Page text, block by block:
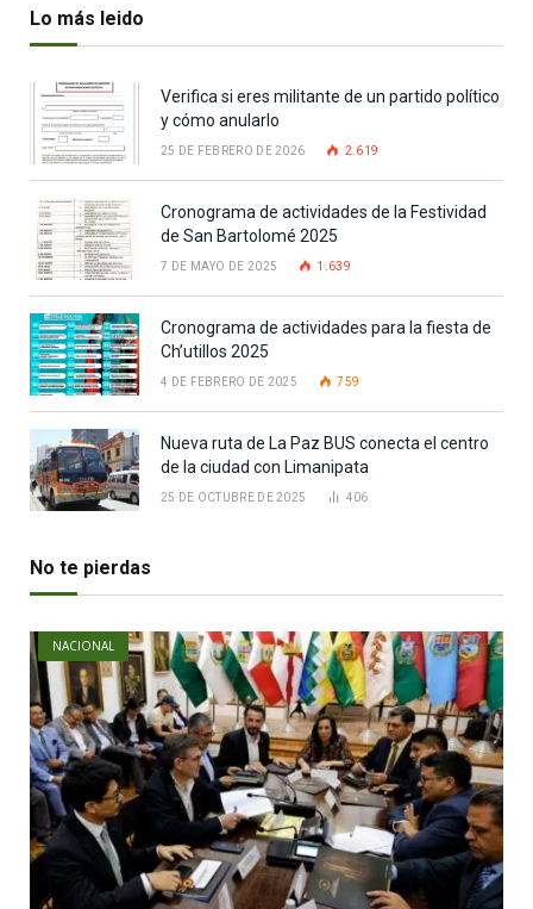
Lo más leido
Verifica si eres militante de un partido político
y cómo anularlo
25 DE FEBRERO DE 2026 2.619
Cronograma de actividades de la Festividad
de San Bartolomé 2025
7 DE MAYO DE 2025 1.639
Cronograma de actividades para la fiesta de
Ch’utillos 2025
4 DE FEBRERO DE 2025 759
Nueva ruta de La Paz BUS conecta el centro
de la ciudad con Limanipata
25 DE OCTUBRE DE 2025 406
No te pierdas
NACIONAL